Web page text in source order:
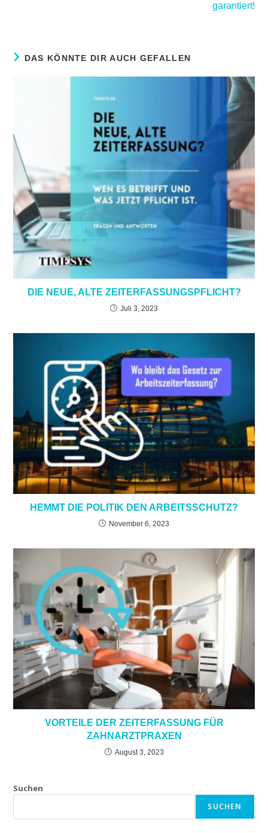
garantiert!
DAS KÖNNTE DIR AUCH GEFALLEN
DIE NEUE, ALTE ZEITERFASSUNGSPFLICHT?
Juli 3, 2023
HEMMT DIE POLITIK DEN ARBEITSSCHUTZ?
November 6, 2023
VORTEILE DER ZEITERFASSUNG FÜR
ZAHNARZTPRAXEN
August 3, 2023
Suchen
SUCHEN